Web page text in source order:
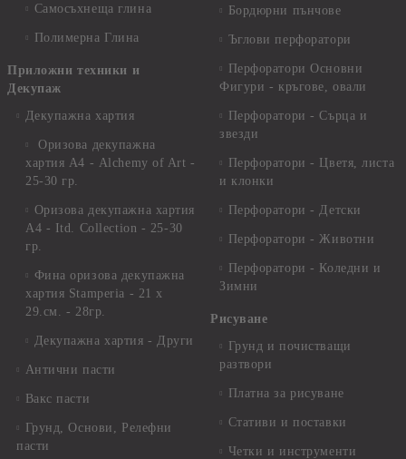
Самосъхнеща глина
Полимерна Глина
Приложни техники и
Декупаж
Декупажна хартия
Оризова декупажна
хартия А4 - Alchemy of Art -
25-30 гр.
Оризова декупажна хартия
А4 - Itd. Collection - 25-30
гр.
Фина оризова декупажна
хартия Stamperia - 21 х
29.см. - 28гр.
Декупажна хартия - Други
Антични пасти
Вакс пасти
Грунд, Основи, Релефни
пасти
Бордюрни пънчове
Ъглови перфоратори
Перфоратори Основни
Фигури - кръгове, овали
Перфоратори - Сърца и
звезди
Перфоратори - Цветя, листа
и клонки
Перфоратори - Детски
Перфоратори - Животни
Перфоратори - Коледни и
Зимни
Рисуване
Грунд и почистващи
разтвори
Платна за рисуване
Стативи и поставки
Четки и инструменти